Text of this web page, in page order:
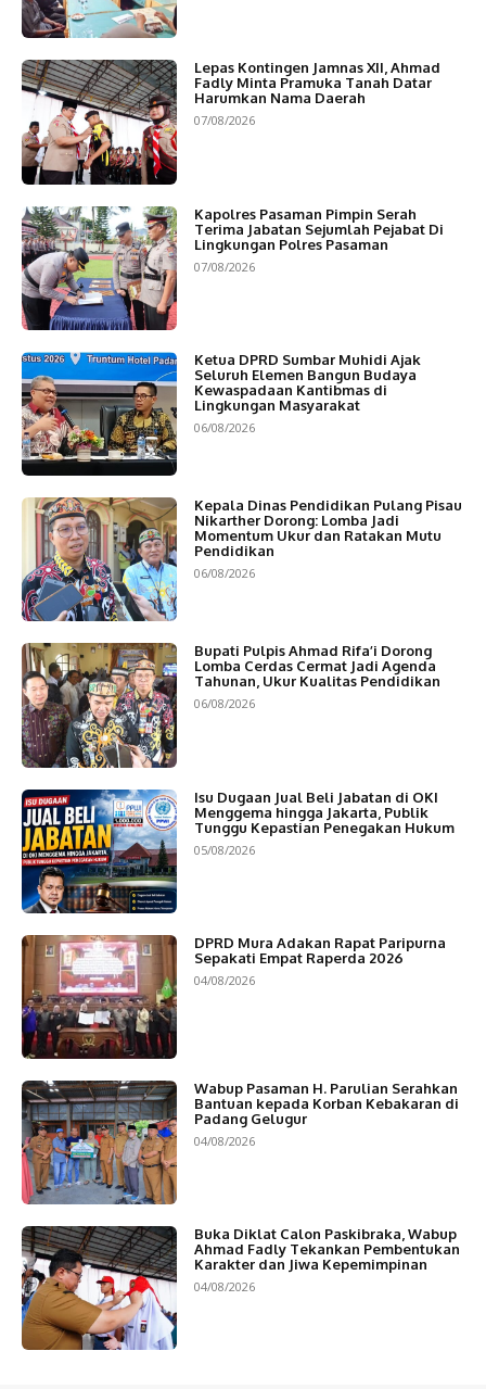
Lepas Kontingen Jamnas XII, Ahmad
Fadly Minta Pramuka Tanah Datar
Harumkan Nama Daerah
07/08/2026
Kapolres Pasaman Pimpin Serah
Terima Jabatan Sejumlah Pejabat Di
Lingkungan Polres Pasaman
07/08/2026
Ketua DPRD Sumbar Muhidi Ajak
Seluruh Elemen Bangun Budaya
Kewaspadaan Kantibmas di
Lingkungan Masyarakat
06/08/2026
Kepala Dinas Pendidikan Pulang Pisau
Nikarther Dorong: Lomba Jadi
Momentum Ukur dan Ratakan Mutu
Pendidikan
06/08/2026
Bupati Pulpis Ahmad Rifa’i Dorong
Lomba Cerdas Cermat Jadi Agenda
Tahunan, Ukur Kualitas Pendidikan
06/08/2026
Isu Dugaan Jual Beli Jabatan di OKI
Menggema hingga Jakarta, Publik
Tunggu Kepastian Penegakan Hukum
05/08/2026
DPRD Mura Adakan Rapat Paripurna
Sepakati Empat Raperda 2026
04/08/2026
Wabup Pasaman H. Parulian Serahkan
Bantuan kepada Korban Kebakaran di
Padang Gelugur
04/08/2026
Buka Diklat Calon Paskibraka, Wabup
Ahmad Fadly Tekankan Pembentukan
Karakter dan Jiwa Kepemimpinan
04/08/2026